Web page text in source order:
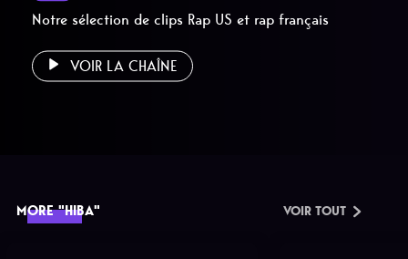
Notre sélection de clips Rap US et rap français
VOIR LA CHAÎNE
MORE "HIBA" VOIR TOUT